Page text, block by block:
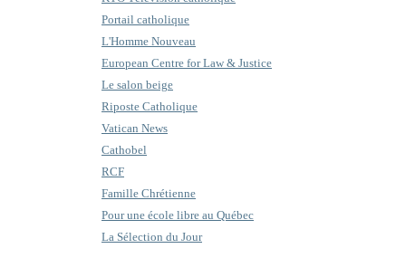
Portail catholique
L'Homme Nouveau
European Centre for Law & Justice
Le salon beige
Riposte Catholique
Vatican News
Cathobel
RCF
Famille Chrétienne
Pour une école libre au Québec
La Sélection du Jour